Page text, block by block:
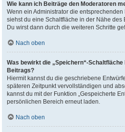
Wie kann ich Beiträge den Moderatoren
Wenn ein Administrator die
siehst du eine Schaltfläche in der Nähe des
Du wirst dann durch die weiteren Schritte
Nach oben
Was bewirkt die „Speichern“-
Beitrags?
Hiermit kannst du die geschriebene
späteren Zeitpunkt vervollständigen und
kannst du mit der Funktion „Gespeicherte
persönlichen Bereich erneut laden.
Nach oben